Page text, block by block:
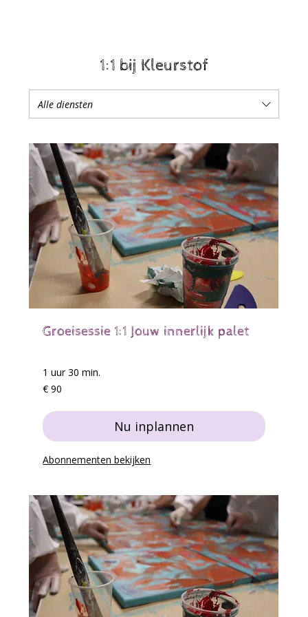
1:1 bij Kleurstof
Alle diensten
Groeisessie 1:1 Jouw innerlijk palet
1 uur 30 min.
90
euro
€ 90
Nu inplannen
Abonnementen bekijken